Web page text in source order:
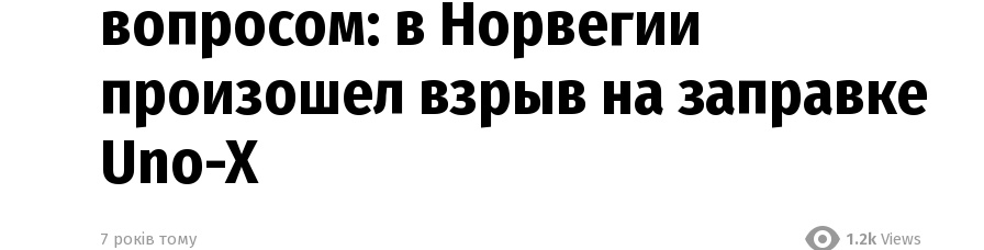
вопросом: в Норвегии
произошел взрыв на заправке
Uno-X
7 років тому 1.2k Views